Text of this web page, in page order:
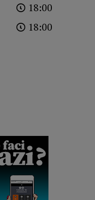
18:00
18:00